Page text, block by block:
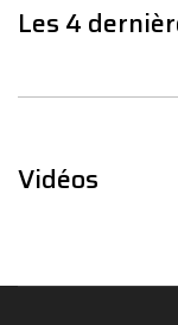
Les 4
Vidéos